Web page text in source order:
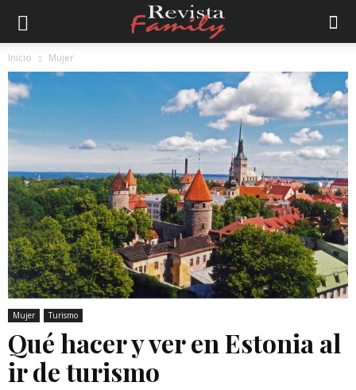
Inicio Mujer
Mujer Turismo
Qué hacer y ver en Estonia al
ir de turismo